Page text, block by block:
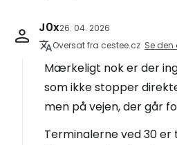
J0x26. 04. 2026
Oversat fra cestee.cz Se
Mærkeligt nok er der
som ikke stopper
men på vejen, der går
Terminalerne ved 30